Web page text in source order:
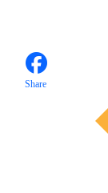
Share